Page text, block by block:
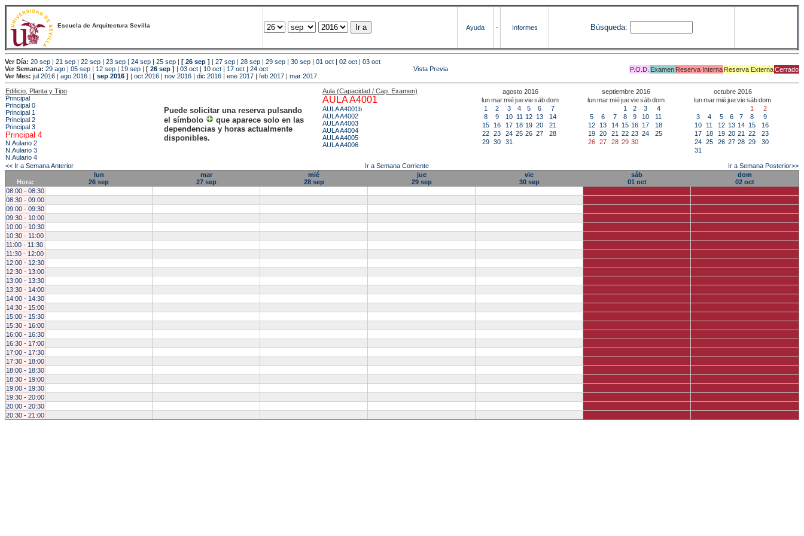
Escuela de Arquitectura Sevilla Ayuda - Informes Búsqueda:
Ver Día: 20 sep | 21 sep | 22 sep | 23 sep | 24 sep | 25 sep | [ 26 sep ] | 27 sep | 28 sep | 29 sep | 30 sep | 01 oct | 02 oct | 03 oct
Ver Semana: 29 ago | 05 sep | 12 sep | 19 sep | [ 26 sep ] | 03 oct | 10 oct | 17 oct | 24 oct P.O.D. Examen Reserva Interna Reserva ExternaCerrado
Vista Previa
Ver Mes: jul 2016 | ago 2016 | [ sep 2016 ] | oct 2016 | nov 2016 | dic 2016 | ene 2017 | feb 2017 | mar 2017
Edificio, Planta y Tipo
Principal
Principal 0
Principal 1
Principal 2
Principal 3
Principal 4
N.Aulario 2
N.Aulario 3
N.Aulario 4
Puede solicitar una reserva pulsando
el símbolo
que aparece solo en las
dependencias y horas actualmente
disponibles.
Aula (Capacidad / Cap. Examen)
AULA A4001
AULA A4001b
AULA A4002
AULA A4003
AULA A4004
AULA A4005
AULA A4006
agosto 2016
lunmarmiéjueviesábdom
1
2 3 4 5 6
7
8
9 10 11 12 13
14
15
16 17 18 19 20
21
22 23 24 25 26 27
28
29 30 31
septiembre 2016
lunmarmiéjueviesábdom
1
2 3
4
5
6 7 8 9 10
11
12
13 14 15 16 17
18
19 20 21 22 23 24
25
26 27 28 29 30
octubre 2016
lunmarmiéjueviesábdom
1
2
3
4 5 6 7 8
9
10
11 12 13 14 15
16
17
18 19 20 21 22
23
24 25 26 27 28 29
30
31
<< Ir a Semana Anterior Ir a Semana Corriente Ir a Semana Posterior>>
Hora:
lun
26 sep
mar
27 sep
mié
28 sep
jue
29 sep
vie
30 sep
sáb
01 oct
dom
02 oct
08:00 - 08:30
08:30 - 09:00
09:00 - 09:30
09:30 - 10:00
10:00 - 10:30
10:30 - 11:00
11:00 - 11:30
11:30 - 12:00
12:00 - 12:30
12:30 - 13:00
13:00 - 13:30
13:30 - 14:00
14:00 - 14:30
14:30 - 15:00
15:00 - 15:30
15:30 - 16:00
16:00 - 16:30
16:30 - 17:00
17:00 - 17:30
17:30 - 18:00
18:00 - 18:30
18:30 - 19:00
19:00 - 19:30
19:30 - 20:00
20:00 - 20:30
20:30 - 21:00